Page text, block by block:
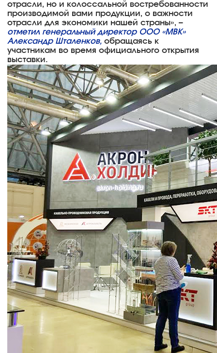
отрасли, но и колоссальной востребованности
производимой вами продукции, о важности
отрасли для экономики нашей страны», –
отметил генеральный директор ООО «МВК»
Александр Шталенков,обращаясь к
участникам во время официального открытия
выставки.